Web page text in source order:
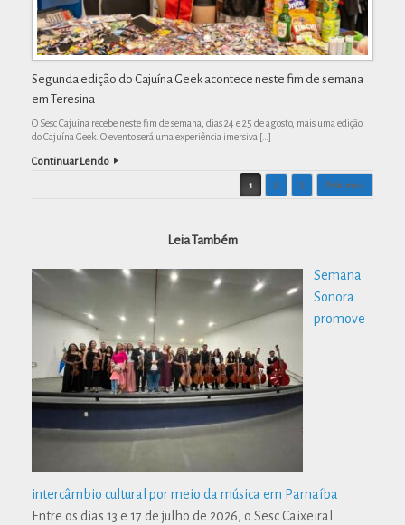
Segunda edição do Cajuína Geek acontece neste fim de semana
em Teresina
O Sesc Cajuína recebe neste fim de semana, dias 24 e 25 de agosto, mais uma edição
do Cajuína Geek. O evento será uma experiência imersiva […]
Continuar Lendo
1 2 3 Próximo »
Leia Também
Semana
Sonora
promove
intercâmbio cultural por meio da música em Parnaíba
Entre os dias 13 e 17 de julho de 2026, o Sesc Caixeiral